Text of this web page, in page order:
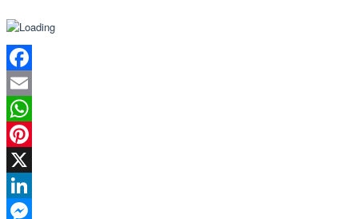
Facebook
Email
WhatsApp
Pinterest
X
LinkedIn